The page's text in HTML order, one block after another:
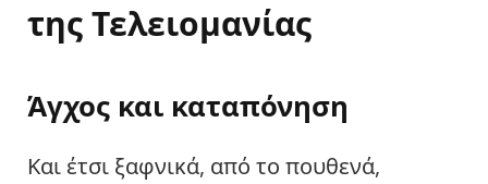
της Τελειομανίας
Άγχος και καταπόνηση
Και έτσι ξαφνικά, από το πουθενά,